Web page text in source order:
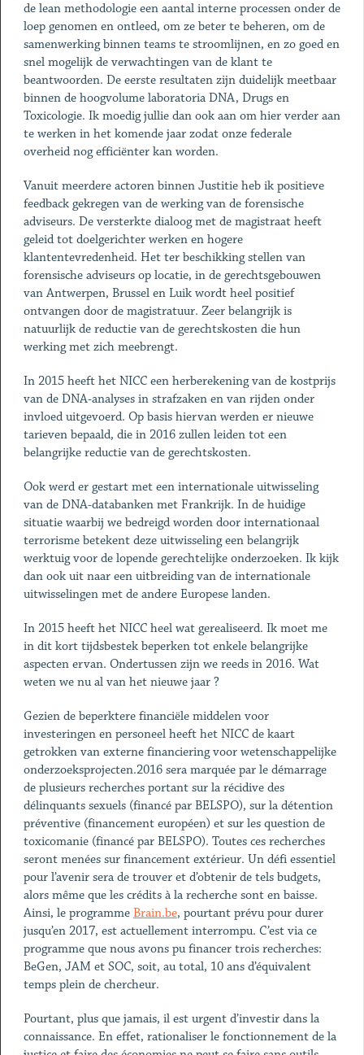
de lean methodologie een aantal interne processen onder de
loep genomen en ontleed, om ze beter te beheren, om de
samenwerking binnen teams te stroomlijnen, en zo goed en
snel mogelijk de verwachtingen van de klant te
beantwoorden. De eerste resultaten zijn duidelijk meetbaar
binnen de hoogvolume laboratoria DNA, Drugs en
Toxicologie. Ik moedig jullie dan ook aan om hier verder aan
te werken in het komende jaar zodat onze federale
overheid nog efficiënter kan worden.
Vanuit meerdere actoren binnen Justitie heb ik positieve
feedback gekregen van de werking van de forensische
adviseurs. De versterkte dialoog met de magistraat heeft
geleid tot doelgerichter werken en hogere
klantentevredenheid. Het ter beschikking stellen van
forensische adviseurs op locatie, in de gerechtsgebouwen
van Antwerpen, Brussel en Luik wordt heel positief
ontvangen door de magistratuur. Zeer belangrijk is
natuurlijk de reductie van de gerechtskosten die hun
werking met zich meebrengt.
In 2015 heeft het NICC een herberekening van de kostprijs
van de DNA-analyses in strafzaken en van rijden onder
invloed uitgevoerd. Op basis hiervan werden er nieuwe
tarieven bepaald, die in 2016 zullen leiden tot een
belangrijke reductie van de gerechtskosten.
Ook werd er gestart met een internationale uitwisseling
van de DNA-databanken met Frankrijk. In de huidige
situatie waarbij we bedreigd worden door internationaal
terrorisme betekent deze uitwisseling een belangrijk
werktuig voor de lopende gerechtelijke onderzoeken. Ik kijk
dan ook uit naar een uitbreiding van de internationale
uitwisselingen met de andere Europese landen.
In 2015 heeft het NICC heel wat gerealiseerd. Ik moet me
in dit kort tijdsbestek beperken tot enkele belangrijke
aspecten ervan. Ondertussen zijn we reeds in 2016. Wat
weten we nu al van het nieuwe jaar ?
Gezien de beperktere financiële middelen voor
investeringen en personeel heeft het NICC de kaart
getrokken van externe financiering voor wetenschappelijke
onderzoeksprojecten.2016 sera marquée par le démarrage
de plusieurs recherches portant sur la récidive des
délinquants sexuels (financé par BELSPO), sur la détention
préventive (financement européen) et sur les question de
toxicomanie (financé par BELSPO). Toutes ces recherches
seront menées sur financement extérieur. Un défi essentiel
pour l’avenir sera de trouver et d’obtenir de tels budgets,
alors même que les crédits à la recherche sont en baisse.
Ainsi, le programme Brain.be, pourtant prévu pour durer
jusqu’en 2017, est actuellement interrompu. C’est via ce
programme que nous avons pu financer trois recherches:
BeGen, JAM et SOC, soit, au total, 10 ans d’équivalent
temps plein de chercheur.
Pourtant, plus que jamais, il est urgent d’investir dans la
connaissance. En effet, rationaliser le fonctionnement de la